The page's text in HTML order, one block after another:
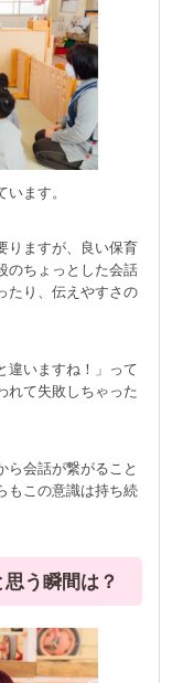
ます。
りますが、良い保育
のちょっとした会話
たり、伝えやすさの
違いますね！」って
れて失敗しちゃった
ら会話が繋がること
もこの意識は持ち続
う瞬間は？